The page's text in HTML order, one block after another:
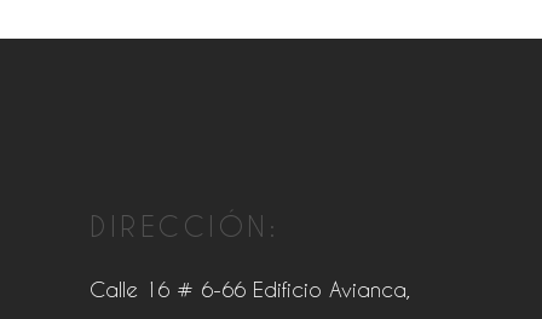
DIRECCIÓN:
Calle 16 # 6-66 Edificio Avianca,